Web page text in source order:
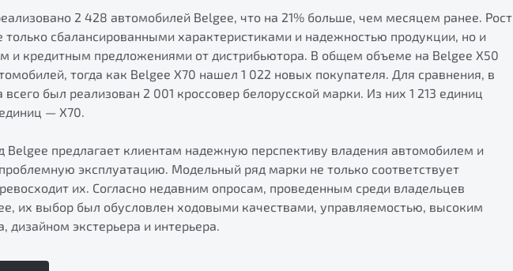
2 428 автомобилей Belgee, что на 21% больше, чем месяцем ранее. Рост
только сбалансированными характеристиками и надежностью продукции, но и
и кредитным предложениями от дистрибьютора. В общем объеме на Belgee X50
тогда как Belgee X70 нашел 1 022 новых покупателя. Для сравнения, в
был реализован 2 001 кроссовер белорусской марки. Из них 1 213 единиц
— X70.
Belgee предлагает клиентам надежную перспективу владения автомобилем и
эксплуатацию. Модельный ряд марки не только соответствует
их. Согласно недавним опросам, проведенным среди владельцев
их выбор был обусловлен ходовыми качествами, управляемостью, высоким
экстерьера и интерьера.